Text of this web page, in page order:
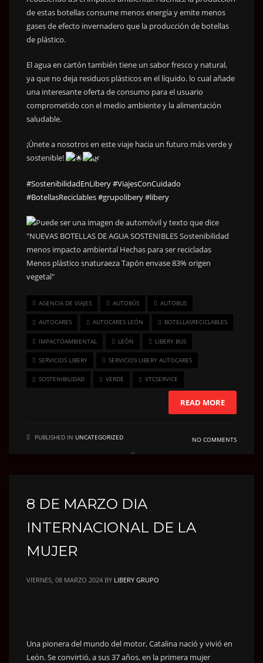
de estas botellas consume menos energía y emite menos
gases de efecto invernadero que la producción de botellas
de plástico.
El agua en cartón también tiene un sabor fresco y natural,
ya que no deja residuos plásticos en el líquido. lo cual añade
una interesante oferta de consumo para el usuario
comprometido con el medio ambiente y la alimentación
saludable.
¡Únete a nosotros en este viaje hacia un futuro más verde y
sostenible!
#SostenibilidadEnLibery#ViajesConCuidado
#BotellasReciclables#grupolibery#libery
AGENCIA DE VIAJES AUTOBÚS AUTOBUS
AUTOCARES AUTOCARES LEÓN BOTELLASRECICLABLES
IMPACTOAMBIENTAL LEÓN LIBERY BUS
SERVICIOS LIBERY SERVICIOS LIBERY AUTOCARES
SOSTENIBILIDAD VERDE VTCSERVICE
READ MORE
PUBLISHED IN UNCATEGORIZED NO COMMENTS
8 DE MARZO DIA
INTERNACIONAL DE LA
MUJER
VIERNES, 08 MARZO 2024 BY LIBERY GRUPO
Una pionera del mundo del motor, Catalina nació y vivió en
León. Se convirtió, a sus 37 años, en la primera mujer